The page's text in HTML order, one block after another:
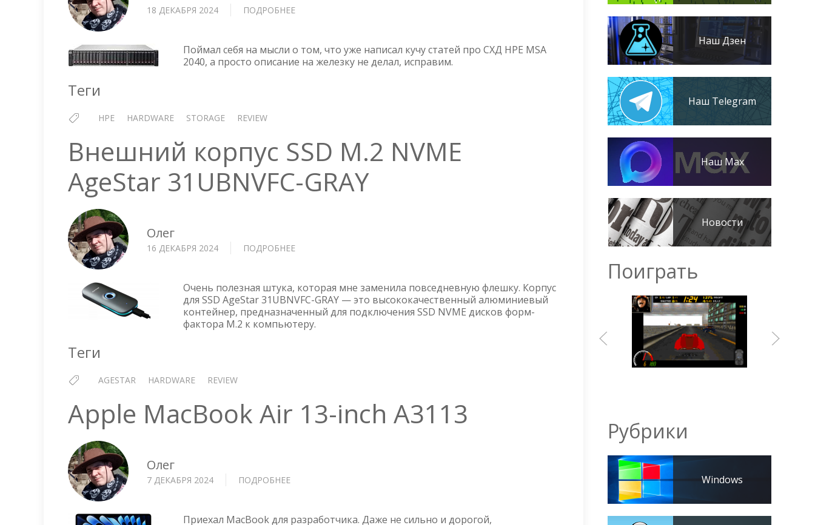
18 ДЕКАБРЯ 2024 ПОДРОБНЕЕ
2040
Поймал себя на мысли о том, что уже написал кучу статей про СХД HPE MSA
2040, а просто описание на железку не делал, исправим.
Теги
HPE HARDWARE STORAGE REVIEW
Внешний корпус SSD M.2 NVME
AgeStar 31UBNVFC-GRAY
Олег
16 ДЕКАБРЯ 2024 ПОДРОБНЕЕ
SSD
M.2
NVME
AGESTAR
Очень полезная штука, которая мне заменила повседневную флешку. Корпус
для SSD AgeStar 31UBNVFC-GRAY — это высококачественный алюминиевый
контейнер, предназначенный для подключения SSD NVME дисков форм-
фактора M.2 к компьютеру.
Теги
AGESTAR HARDWARE REVIEW
Apple MacBook Air 13-inch A3113
Олег
7 ДЕКАБРЯ 2024 ПОДРОБНЕЕ
AIR
Приехал MacBook для разработчика. Даже не сильно и дорогой,
Наш Дзен
Наш Telegram
Наш Max
Новости
Поиграть
Рубрики
Windows